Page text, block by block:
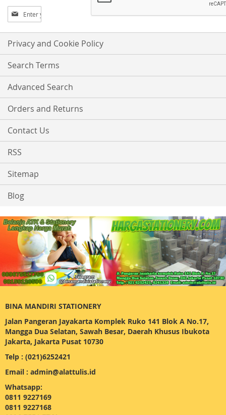
Sign
Up
for
Our
Newsletter:
Privacy and Cookie Policy
Search Terms
Advanced Search
Orders and Returns
Contact Us
RSS
Sitemap
Blog
BINA MANDIRI STATIONERY
Jalan Pangeran Jayakarta Komplek Ruko 141 Blok A No.17,
Mangga Dua Selatan, Sawah Besar, Daerah Khusus Ibukota
Jakarta, Jakarta Pusat 10730
Telp : (021)6252421
Email : admin@alattulis.id
Whatsapp:
0811 9227169
0811 9227168